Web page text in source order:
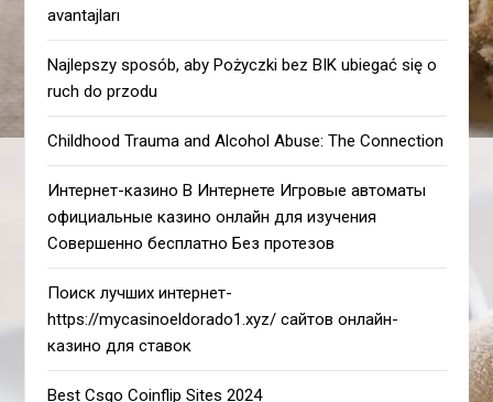
avantajları
Najlepszy sposób, aby Pożyczki bez BIK ubiegać się o
ruch do przodu
Childhood Trauma and Alcohol Abuse: The Connection
Интернет-казино В Интернете Игровые автоматы
официальные казино онлайн для изучения
Совершенно бесплатно Без протезов
Поиск лучших интернет-
https://mycasinoeldorado1.xyz/ сайтов онлайн-
казино для ставок
Best Csgo Coinflip Sites 2024